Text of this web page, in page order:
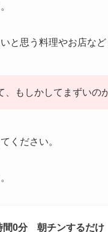
と思う料理やお店など
、もしかしてまずいの
ください。
間0分 朝チンするだ